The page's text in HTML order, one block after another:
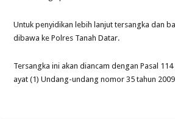
Untuk penyidikan lebih lanjut tersangka dan
dibawa ke Polres Tanah Datar.
Tersangka ini akan diancam dengan Pasal 114
ayat (1) Undang-undang nomor 35 tahun